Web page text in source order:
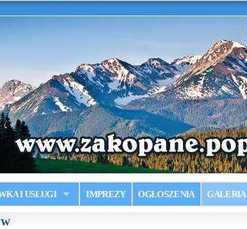
I USŁUGI IMPREZY OGŁOSZENIA GALERIA